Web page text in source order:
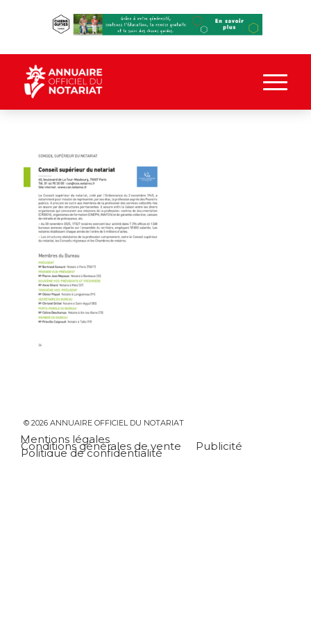
© 2026 ANNUAIRE OFFICIEL DU NOTARIAT
Mentions légales
Conditions générales de vente Publicité
Politique de confidentialité